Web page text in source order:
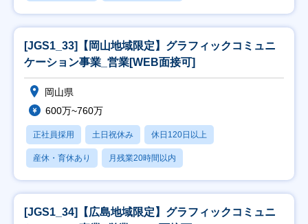
[JGS1_33]【岡山地域限定】グラフィックコミュニ
ケーション事業_営業[WEB面接可]
岡山県
600万~760万
正社員採用 土日祝休み 休日120日以上
産休・育休あり 月残業20時間以内
[JGS1_34]【広島地域限定】グラフィックコミュニ